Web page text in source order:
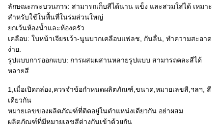
ลักษณะกระบวนการ: สามารถเก็บสีได้นาน แข็ง และสวมใส่ได้ เหมาะ
สำหรับใช้ในพื้นที่ในร่มส่วนใหญ่
ยกเว้นห้องน้ำและห้องครัว
เคลือบ: ใบหน้าเจียรเว้า-นูนบวกเคลือบแฟลช, กันลื่น, ทำความสะอาด
ง่าย.
รูปแบบการออกแบบ: การผสมผสานหลายรูปแบบ สามารถคละสีได้
หลายสี
1,เมื่อเปิดกล่อง,ควรจำข้อกำหนดผลิตภัณฑ์,ขนาด,หมายเลขสี,ฯลฯ, สี
เดียวกัน
หมายเลขของผลิตภัณฑ์ที่ติดอยู่ในตำแหน่งเดียวกัน อย่าผสม
ผลิตภัณฑ์ที่มีหมายเลขสีต่างกันเข้าด้วยกัน